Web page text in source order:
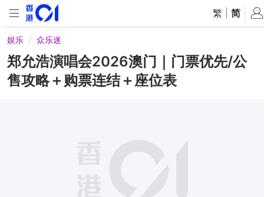
繁 简
娱乐 众乐迷
郑允浩演唱会2026澳门｜门票优先/公
售攻略＋购票连结＋座位表